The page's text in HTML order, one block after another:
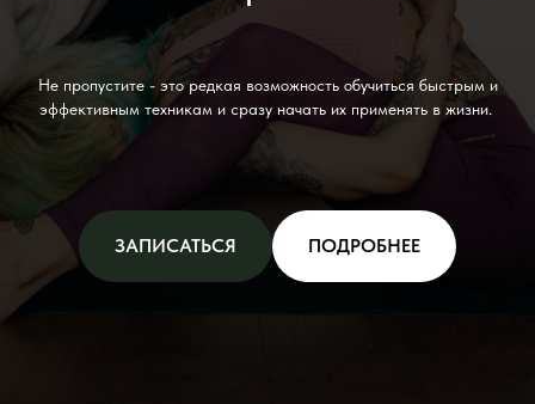
Не пропустите - это редкая возможность обучиться быстрым и
эффективным техникам и сразу начать их применять в жизни.
ЗАПИСАТЬСЯ ПОДРОБНЕЕ